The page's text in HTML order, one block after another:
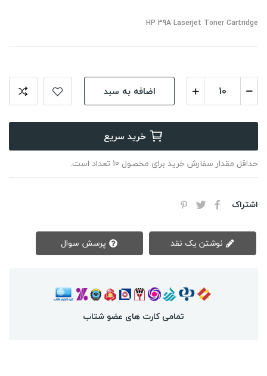
HP 39A Laserjet Toner Cartridge
اضافه به سبد
خرید سریع
حداقل مقدار سفارش خرید برای محصول 10 تعداد است.
اشتراک
تمامی کارت های عضو شتاب